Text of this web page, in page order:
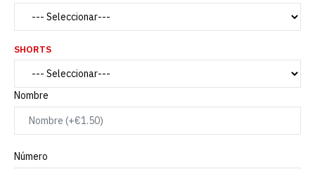
SHORTS
Nombre
Número